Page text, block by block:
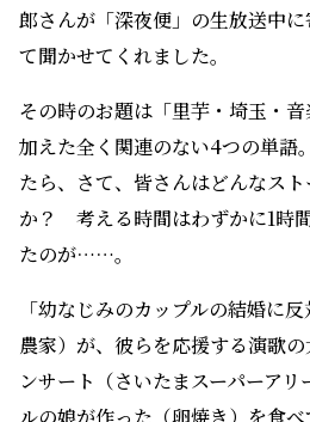
郎さんが「深夜便」の生放送中
て聞かせてくれました。
その時のお題は「里芋・埼玉・
加えた全く関連のない4つの単語
たら、さて、皆さんはどんなス
か？ 考える時間はわずかに1時
たのが……。
「幼なじみのカップルの結婚に
農家）が、彼らを応援する演歌
ンサート（さいたまスーパーア